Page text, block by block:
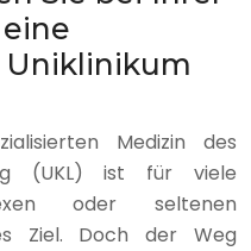
Uniklinikum
Medizin des
(UKL) ist für viele
oder seltenen
Ziel. Doch der Weg